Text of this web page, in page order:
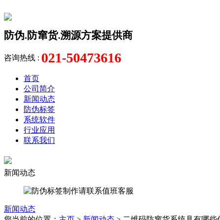
防伪.防窜货.溯源方案提供商
咨询热线 : 021-50473616
首页
公司简介
新闻动态
防伪标签
系统软件
行业应用
联系我们
新闻动态
新闻动态